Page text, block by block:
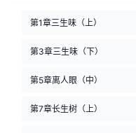
第1章三生味（上）
第3章三生味（下）
第5章离人眼（中）
第7章长生树（上）